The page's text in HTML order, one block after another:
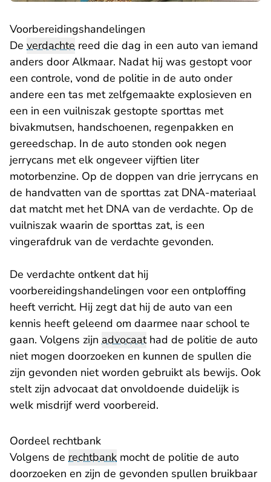
Voorbereidingshandelingen
De verdachte reed die dag in een auto van iemand
anders door Alkmaar. Nadat hij was gestopt voor
een controle, vond de politie in de auto onder
andere een tas met zelfgemaakte explosieven en
een in een vuilniszak gestopte sporttas met
bivakmutsen, handschoenen, regenpakken en
gereedschap. In de auto stonden ook negen
jerrycans met elk ongeveer vijftien liter
motorbenzine. Op de doppen van drie jerrycans en
de handvatten van de sporttas zat DNA-materiaal
dat matcht met het DNA van de verdachte. Op de
vuilniszak waarin de sporttas zat, is een
vingerafdruk van de verdachte gevonden.
De verdachte ontkent dat hij
voorbereidingshandelingen voor een ontploffing
heeft verricht. Hij zegt dat hij de auto van een
kennis heeft geleend om daarmee naar school te
gaan. Volgens zijn advocaathad de politie de auto
niet mogen doorzoeken en kunnen de spullen die
zijn gevonden niet worden gebruikt als bewijs. Ook
stelt zijn advocaat dat onvoldoende duidelijk is
welk misdrijf werd voorbereid.
Oordeel rechtbank
Volgens de rechtbank mocht de politie de auto
doorzoeken en zijn de gevonden spullen bruikbaar